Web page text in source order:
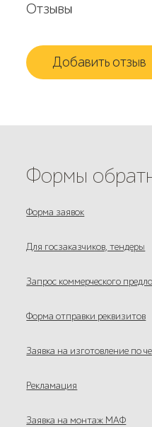
Отзывы
Добавить отзыв
Формы
Форма заявок
Для госзаказчиков, тендеры
Запрос коммерческого
Форма отправки реквизитов
Заявка на изготовление по
Рекламация
Заявка на монтаж МАФ